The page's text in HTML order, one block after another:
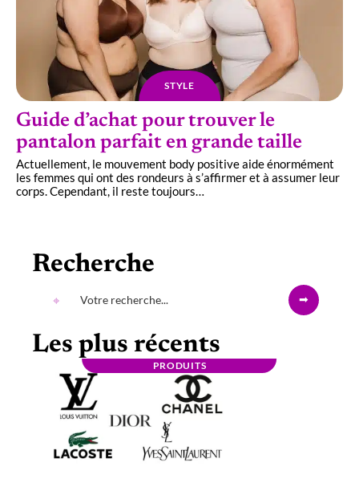
STYLE
Guide d’achat pour trouver le
pantalon parfait en grande taille
Actuellement, le mouvement body positive aide énormément
les femmes qui ont des rondeurs à s’affirmer et à assumer leur
corps. Cependant, il reste toujours
Recherche
Les plus récents
PRODUITS